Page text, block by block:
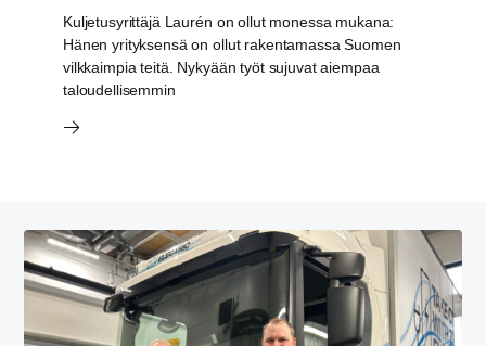
Kuljetusyrittäjä Laurén on ollut monessa mukana:
Hänen yrityksensä on ollut rakentamassa Suomen
vilkkaimpia teitä. Nykyään työt sujuvat aiempaa
taloudellisemmin